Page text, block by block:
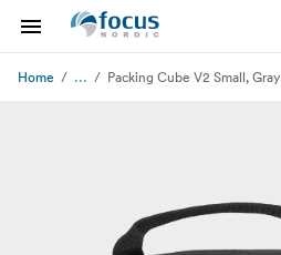
Home ... Packing Cube V2 Small, Gray